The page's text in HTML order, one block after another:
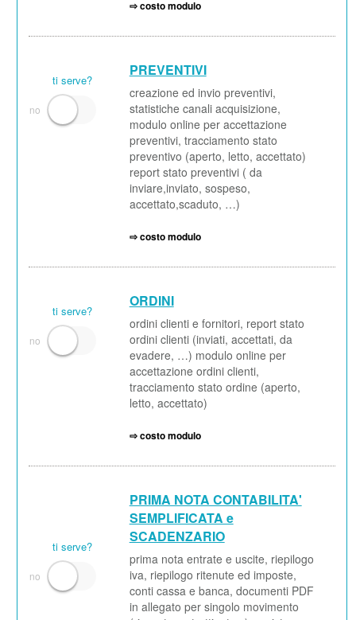
⇨ costo modulo
PREVENTIVI
ti serve?
creazione ed invio preventivi,
statistiche canali acquisizione,
modulo online per accettazione
preventivi, tracciamento stato
preventivo (aperto, letto, accettato)
report stato preventivi ( da
inviare,inviato, sospeso,
accettato,scaduto, …)
⇨ costo modulo
ORDINI
ti serve?
ordini clienti e fornitori, report stato
ordini clienti (inviati, accettati, da
evadere, …) modulo online per
accettazione ordini clienti,
tracciamento stato ordine (aperto,
letto, accettato)
⇨ costo modulo
PRIMA NOTA CONTABILITA'
SEMPLIFICATA e
SCADENZARIO
ti serve?
prima nota entrate e uscite, riepilogo
iva, riepilogo ritenute ed imposte,
conti cassa e banca, documenti PDF
in allegato per singolo movimento